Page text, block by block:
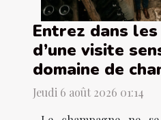
Entrez dans
d’une visite
domaine de
Jeudi 6 août 2026 01:14